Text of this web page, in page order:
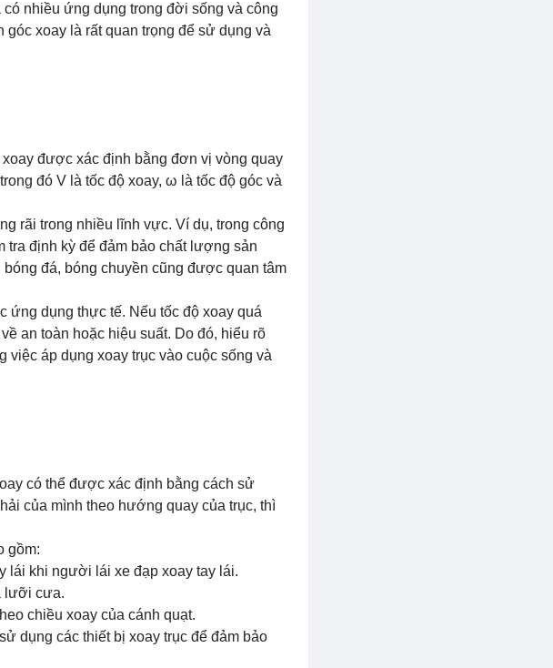
nhiều ứng dụng trong đời sống và công
xoay là rất quan trọng để sử dụng và
được xác định bằng đơn vị vòng quay
đó V là tốc độ xoay, ω là tốc độ góc và
rãi trong nhiều lĩnh vực. Ví dụ, trong công
tra định kỳ để đảm bảo chất lượng sản
đá, bóng chuyền cũng được quan tâm
ứng dụng thực tế. Nếu tốc độ xoay quá
an toàn hoặc hiệu suất. Do đó, hiểu rõ
việc áp dụng xoay trục vào cuộc sống và
có thể được xác định bằng cách sử
của mình theo hướng quay của trục, thì
gồm:
lái khi người lái xe đạp xoay tay lái.
lưỡi cưa.
chiều xoay của cánh quạt.
dụng các thiết bị xoay trục để đảm bảo